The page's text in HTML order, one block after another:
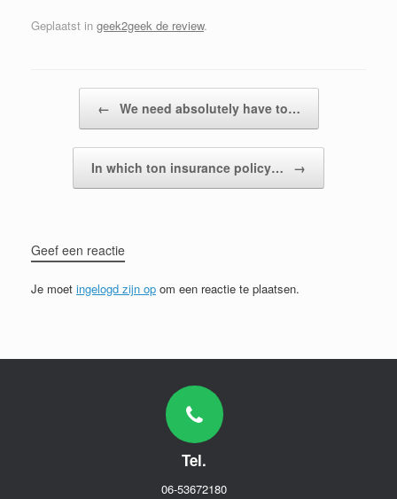
Geplaatst in geek2geek de review.
← We need absolutely have to…
In which ton insurance policy… →
Geef een reactie
Je moet ingelogd zijn op om een reactie te plaatsen.
Tel.
06-53672180